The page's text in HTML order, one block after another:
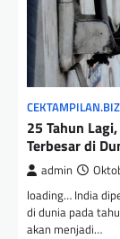
25 Tahun
Terbesar di
admin
loading… India
di dunia pada
akan menjadi…